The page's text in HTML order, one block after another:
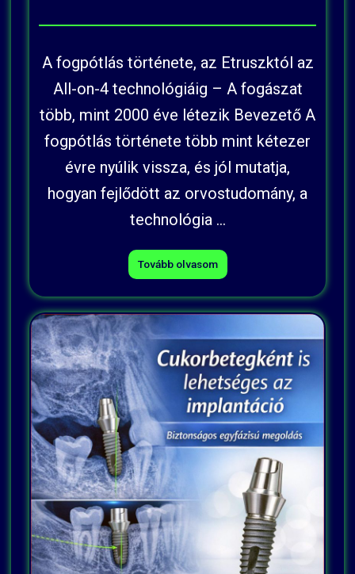
A fogpótlás története, az Etruszktól az
All-on-4 technológiáig – A fogászat
több, mint 2000 éve létezik Bevezető A
fogpótlás története több mint kétezer
évre nyúlik vissza, és jól mutatja,
hogyan fejlődött az orvostudomány, a
technológia ...
Tovább olvasom